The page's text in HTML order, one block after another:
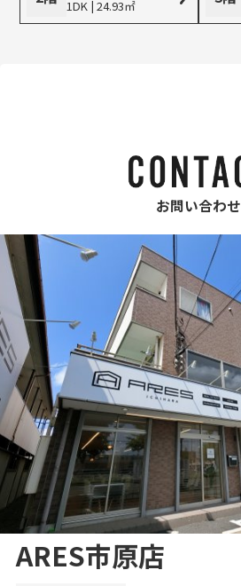
1DK | 24.93㎡
お問い合わせ
ARES市原店